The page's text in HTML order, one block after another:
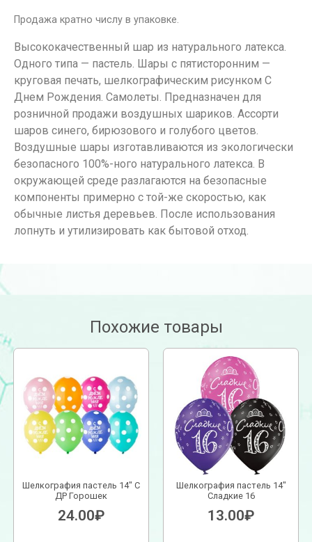
Продажа кратно числу в упаковке.
Высококачественный шар из натурального латекса.
Одного типа — пастель. Шары с пятисторонним —
круговая печать, шелкографическим рисунком С
Днем Рождения. Самолеты. Предназначен для
розничной продажи воздушных шариков. Ассорти
шаров синего, бирюзового и голубого цветов.
Воздушные шары изготавливаются из экологически
безопасного 100%-ного натурального латекса. В
окружающей среде разлагаются на безопасные
компоненты примерно с той-же скоростью, как
обычные листья деревьев. После использования
лопнуть и утилизировать как бытовой отход.
Похожие товары
Шелкография пастель 14″ С
ДР Горошек
24.00₽
Шелкография пастель 14″
Сладкие 16
13.00₽